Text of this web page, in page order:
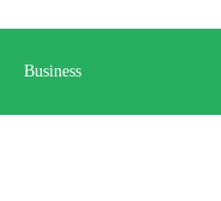
Business
US